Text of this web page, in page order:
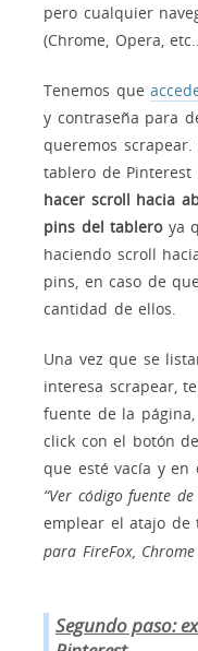
pero cualquier
(Chrome, Opera,
Tenemos que
y contraseña para
queremos
tablero de Pinterest
hacer scroll hacia
pins del tableroya
haciendo scroll
pins, en caso de
cantidad de ellos.
Una vez que se
interesa scrapear,
fuente de la
click con el botón
que esté vacía y en
“Ver código fuente
emplear el atajo de
para FireFox,
Segundo paso: